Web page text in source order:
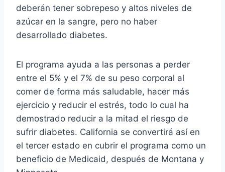
deberán tener sobrepeso y altos niveles de
azúcar en la sangre, pero no haber
desarrollado diabetes.
El programa ayuda a las personas a perder
entre el 5% y el 7% de su peso corporal al
comer de forma más saludable, hacer más
ejercicio y reducir el estrés, todo lo cual ha
demostrado reducir a la mitad el riesgo de
sufrir diabetes. California se convertirá así en
el tercer estado en cubrir el programa como un
beneficio de Medicaid, después de Montana y